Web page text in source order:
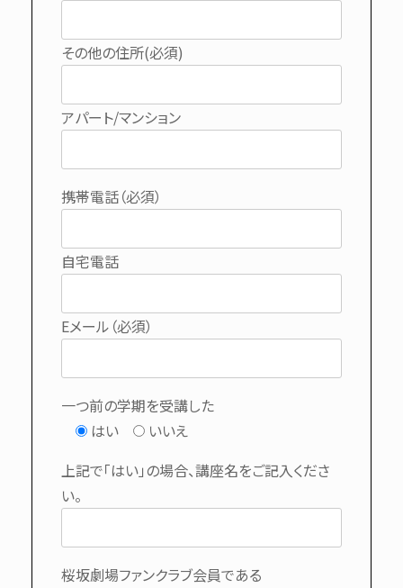
その他の住所(必須)
アパート/マンション
携帯電話（必須）
自宅電話
Eメール（必須）
一つ前の学期を受講した
はい
いいえ
上記で「はい」の場合、講座名をご記入くださ
い。
桜坂劇場ファンクラブ会員である